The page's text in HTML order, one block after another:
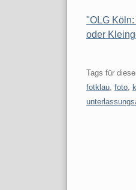
"OLG
oder
Tags für
fotklau foto